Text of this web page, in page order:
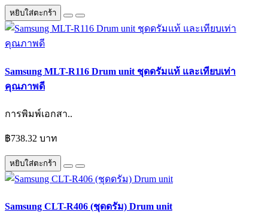
หยิบใส่ตะกร้า
Samsung MLT-R116 Drum unit ชุดดรัมแท้ และเทียบเท่า
คุณภาพดี
การพิมพ์เอกสา..
฿738.32 บาท
หยิบใส่ตะกร้า
Samsung CLT-R406 (ชุดดรัม) Drum unit